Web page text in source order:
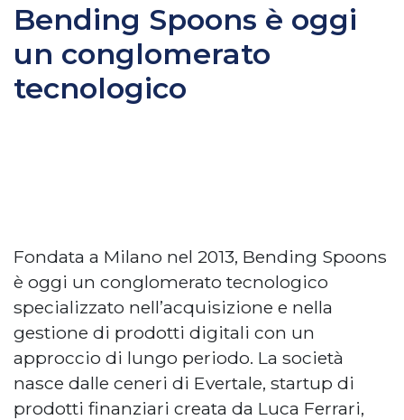
Bending Spoons è oggi
un conglomerato
tecnologico
Fondata a Milano nel 2013, Bending Spoons
è oggi un conglomerato tecnologico
specializzato nell’acquisizione e nella
gestione di prodotti digitali con un
approccio di lungo periodo. La società
nasce dalle ceneri di Evertale, startup di
prodotti finanziari creata da Luca Ferrari,